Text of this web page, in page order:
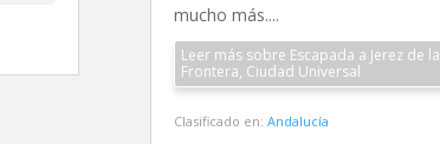
mucho más....
Leer más sobre Escapada a Jerez de la
Frontera, Ciudad Universal
Clasificado en:Andalucía